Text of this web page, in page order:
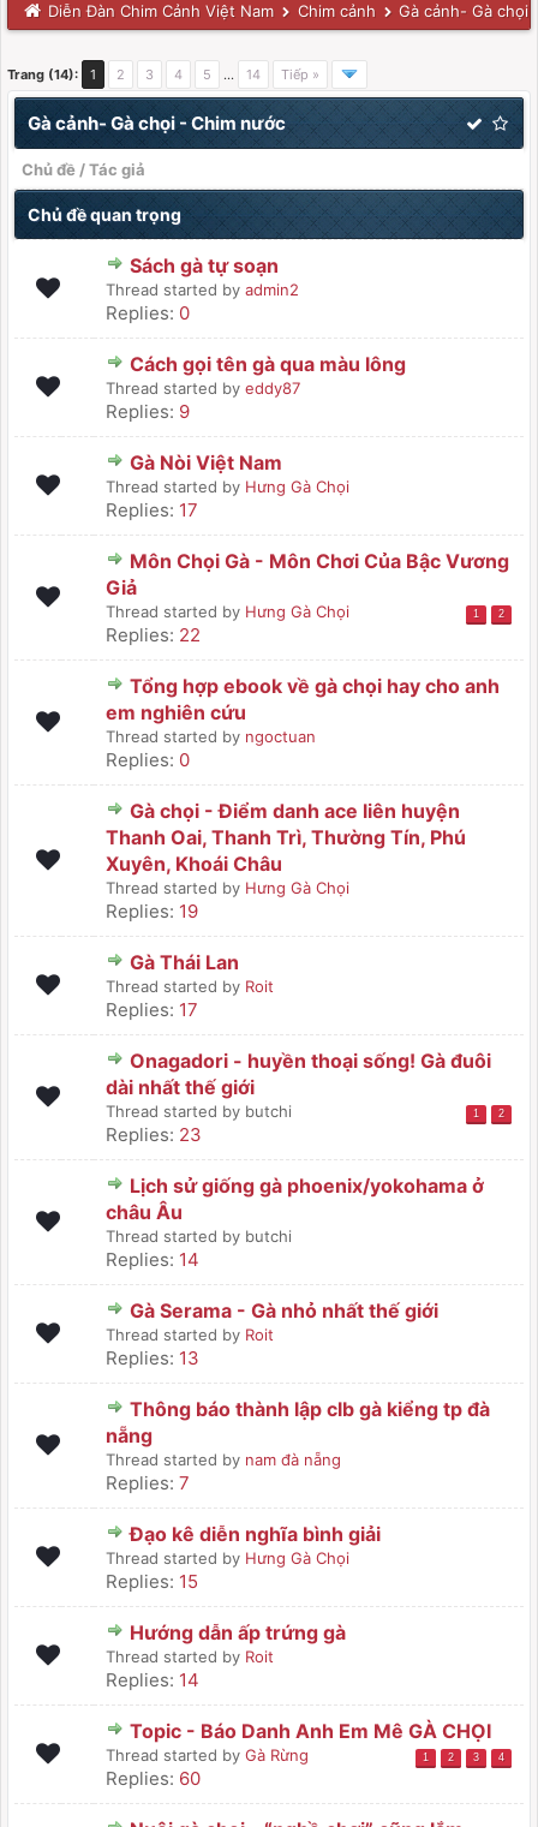
Diễn Đàn Chim Cảnh Việt Nam Chim cảnh Gà cảnh- Gà chọi
Trang (14): 1 2 3 4 5 … 14 Tiếp »
Gà cảnh- Gà chọi - Chim nước
Chủ đề /Tác giả
Chủ đề quan trọng
Sách gà tự soạn
Thread started by admin2
Replies: 0
Cách gọi tên gà qua màu lông
Thread started by eddy87
Replies: 9
Gà Nòi Việt Nam
Thread started by Hưng Gà Chọi
Replies: 17
Môn Chọi Gà - Môn Chơi Của Bậc Vương
Giả
Thread started by Hưng Gà Chọi 1 2
Replies: 22
Tổng hợp ebook về gà chọi hay cho anh
em nghiên cứu
Thread started by ngoctuan
Replies: 0
Gà chọi - Điểm danh ace liên huyện
Thanh Oai, Thanh Trì, Thường Tín, Phú
Xuyên, Khoái Châu
Thread started by Hưng Gà Chọi
Replies: 19
Gà Thái Lan
Thread started by Roit
Replies: 17
Onagadori - huyền thoại sống! Gà đuôi
dài nhất thế giới
Thread started by butchi 1 2
Replies: 23
Lịch sử giống gà phoenix/yokohama ở
châu Âu
Thread started by butchi
Replies: 14
Gà Serama - Gà nhỏ nhất thế giới
Thread started by Roit
Replies: 13
Thông báo thành lập clb gà kiểng tp đà
nẵng
Thread started by nam đà nẵng
Replies: 7
Đạo kê diễn nghĩa bình giải
Thread started by Hưng Gà Chọi
Replies: 15
Hướng dẫn ấp trứng gà
Thread started by Roit
Replies: 14
Topic - Báo Danh Anh Em Mê GÀ CHỌI
Thread started by Gà Rừng 1 2 3 4
Replies: 60